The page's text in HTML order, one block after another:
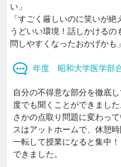
い」
「すごく厳しいのに笑いが
うどいい環境！話しかける
問しやすくなったおかげかも」
年度 昭和大学医学部
自分の不得意な部分を徹底
度でも聞くことができまし
さかの点取り問題に変わっ
スはアットホームで、休憩
一転して授業になると集中
できました。